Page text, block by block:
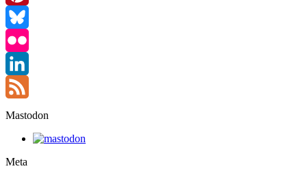
Pinterest
Bluesky
Flickr
LinkedIn
Feed
Mastodon
Meta